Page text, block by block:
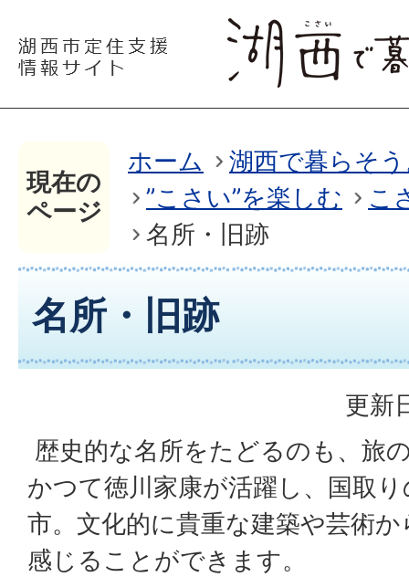
現在の
ページ
ホーム
湖西で暮らそ
”こさい”を楽しむ
こ
名所・旧跡
名所・旧跡
更新
歴史的な名所をたどるのも、旅
かつて徳川家康が活躍し、国取
市。文化的に貴重な建築や芸術
感じることができます。